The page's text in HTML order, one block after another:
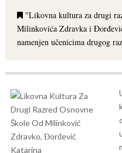
"Likovna kultura za drugi
Milinkovića Zdravka i
namenjen učenicima drugog